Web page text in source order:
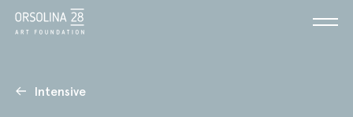
Intensive